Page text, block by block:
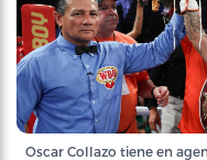
Oscar Collazo tiene en